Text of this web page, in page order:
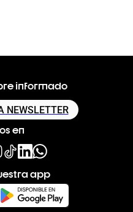
informado
NEWSLETTER
en
app